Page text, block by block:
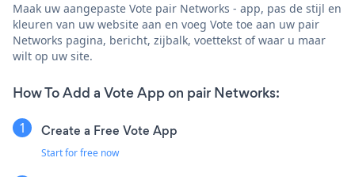
Maak uw aangepaste Vote pair Networks - app, pas de stijl en
kleuren van uw website aan en voeg Vote toe aan uw pair
Networks pagina, bericht, zijbalk, voettekst of waar u maar
wilt op uw site.
How To Add a Vote App on pair Networks:
Create a Free Vote App
Start for free now